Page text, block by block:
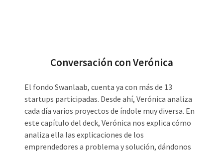
Conversación con Verónica
El fondo Swanlaab, cuenta ya con más de 13
startups participadas. Desde ahí, Verónica analiza
cada día varios proyectos de índole muy diversa. En
este capítulo del deck, Verónica nos explica cómo
analiza ella las explicaciones de los
emprendedores a problema y solución, dándonos